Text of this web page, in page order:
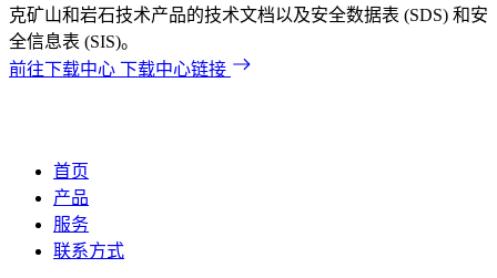
克矿山和岩石技术产品的技术文档以及安全数据表 (SDS) 和安
全信息表 (SIS)。
前往下载中心 下载中心链接
首页
产品
服务
联系方式